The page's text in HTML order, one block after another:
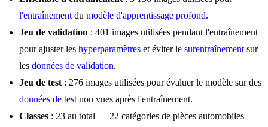
l'entraînement du modèle d'apprentissage profond.
Jeu de validation : 401 images utilisées pendant l'entraînement
pour ajuster les hyperparamètres et éviter le surentraînement sur
les données de validation.
Jeu de test : 276 images utilisées pour évaluer le modèle sur des
données de test non vues après l'entraînement.
Classes : 23 au total — 22 catégories de pièces automobiles